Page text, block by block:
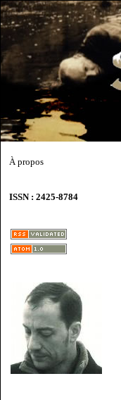
À propos
ISSN : 2425-8784